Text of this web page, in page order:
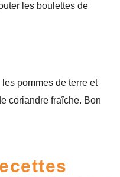
les boulettes de
pommes de terre et
coriandre fraîche. Bon